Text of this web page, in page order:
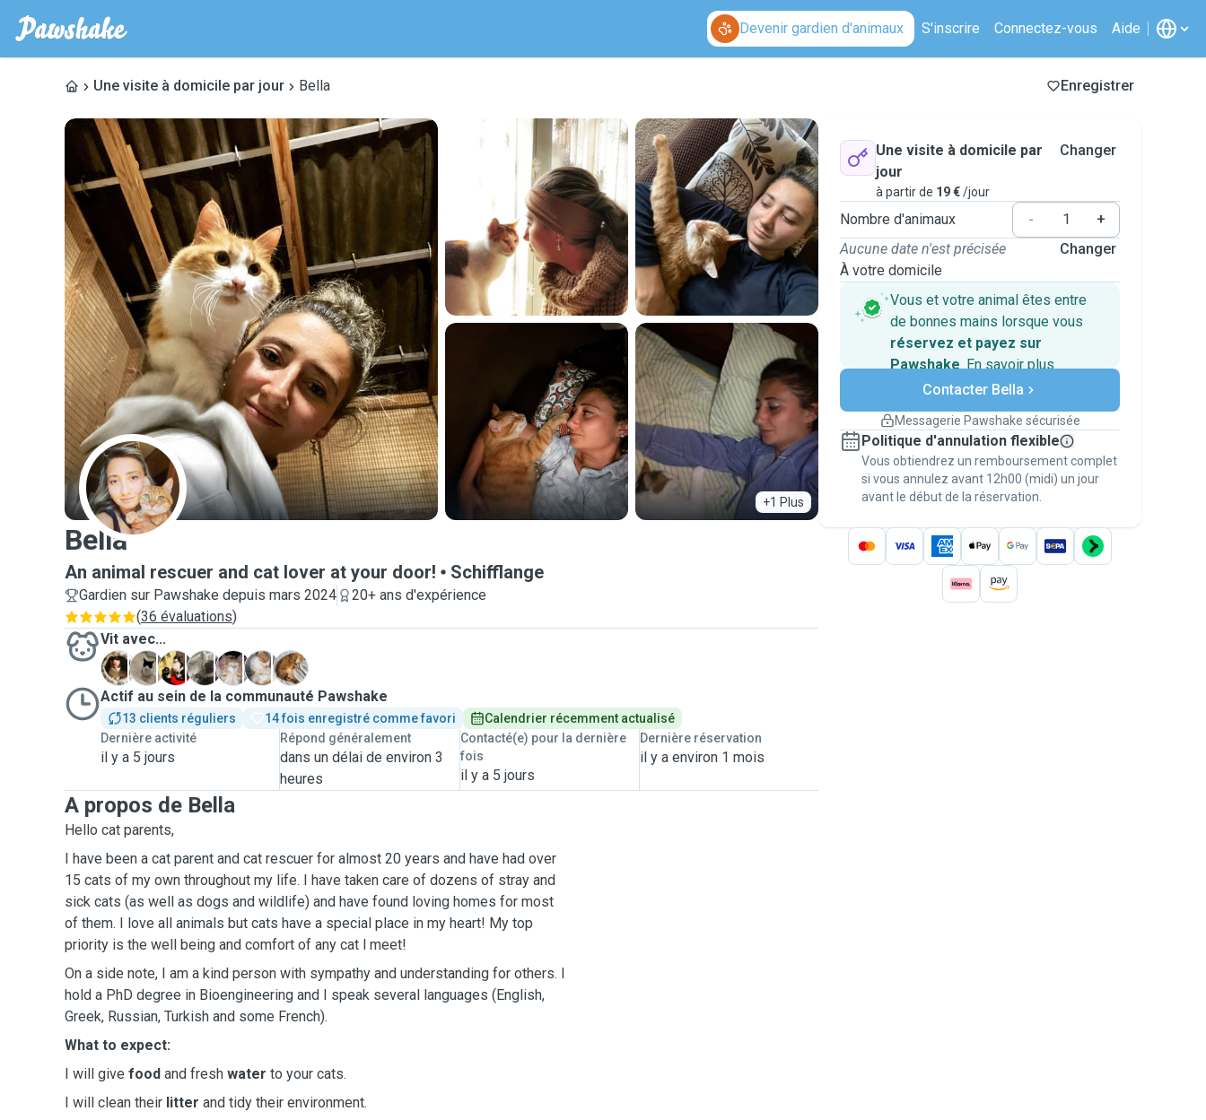
Devenir gardien d'animaux S'inscrire Connectez-vous Aide
Une visite à domicile par jour Bella Enregistrer
+1 Plus
B
Bella
An animal rescuer and cat lover at your door! Schifflange
Gardien sur Pawshake depuis mars 2024
20+ ans d'expérience
(36 évaluations)
Vit avec...
M
M N P P P
R
Actif au sein de la communauté Pawshake
13 clients réguliers 14 fois enregistré comme favori
Calendrier récemment actualisé
Dernière activité
il y a 5 jours
Répond généralement
dans un délai de environ 3
heures
Contacté(e) pour la dernière
fois
il y a 5 jours
Dernière réservation
il y a environ 1 mois
A propos de Bella
Hello cat parents,
I have been a cat parent and cat rescuer for almost 20 years and have had over
15 cats of my own throughout my life. I have taken care of dozens of stray and
sick cats (as well as dogs and wildlife) and have found loving homes for most
of them. I love all animals but cats have a special place in my heart! My top
priority is the well being and comfort of any cat l meet!
On a side note, I am a kind person with sympathy and understanding for others. I
hold a PhD degree in Bioengineering and I speak several languages (English,
Greek, Russian, Turkish and some French).
What to expect:
I will give food and fresh water to your cats.
I will clean their litter and tidy their environment.
Une visite à domicile par
jour
à partir de 19 €/jour
Changer
Nombre d'animaux -
+
Aucune date n'est précisée
À votre domicile
Changer
Vous et votre animal êtes entre
de bonnes mains lorsque vous
réservez et payez sur
Pawshake. En savoir plus
Paiements sécurisés
Assistance en cas de
Réservations couvertes par
nos garanties
Gardez tout sur Pawshake (du premier
message au paiement) pour bénéficier de la
Garantie Pawshake.
Contacter Bella
Messagerie Pawshake sécurisée
Politique d'annulation flexible
Vous obtiendrez un remboursement complet
si vous annulez avant 12h00 (midi) un jour
avant le début de la réservation.